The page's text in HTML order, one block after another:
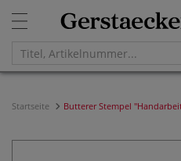
Startseite Butterer Stempel